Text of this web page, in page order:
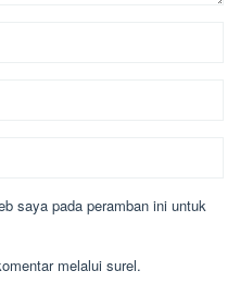
saya pada peramban ini untuk
melalui surel.